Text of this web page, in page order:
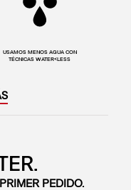
USAMOS MENOS AGUA CON
TÉCNICAS WATER<LESS
PEDIDO.